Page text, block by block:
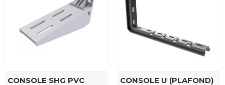
CONSOLE SHG PVC
CONSOLE U (PLAFOND)